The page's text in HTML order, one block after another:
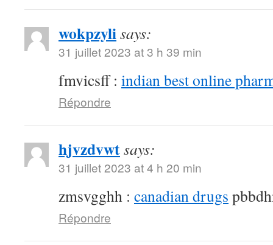
wokpzylisays:
31 juillet 2023 at 3 h 39 min
fmvicsff : indian best online
Répondre
hjvzdvwtsays:
31 juillet 2023 at 4 h 20 min
zmsvgghh : canadian drugs
Répondre